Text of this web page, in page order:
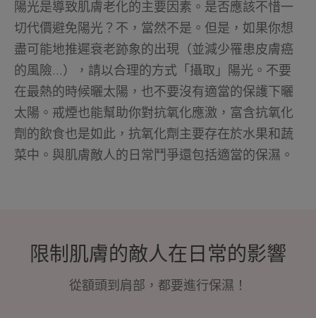
陽光是導致肌膚老化的主要因素。是否應該不惜一
切代價避免陽光？不，當然不是。但是，如果你想
盡可能地推遲衰老跡象的出現（並減少罹患皮膚癌
的風險...），請以合理的方式「攝取」陽光。不要
在最熱的時候曬太陽，也不要沒有適當的保護下曬
太陽。戒煙也能幫助你對抗氧化應激，富含抗氧化
劑的飲食也是如此，抗氧化劑主要存在於水果和蔬
菜中。與肌膚敵人的日常鬥爭還包括適當的保濕。
限制肌膚的敵人在日常的影響
從額頭到肩部，都要進行保濕！